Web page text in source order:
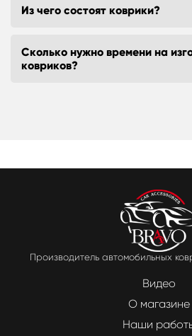
Из чего состоят коврики?
Сколько нужно времени на
ковриков?
Производитель автомобильных
Видео
О магазине
Наши